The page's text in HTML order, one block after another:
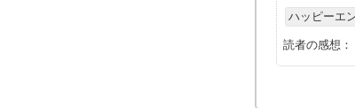
ハッピーエ
読者の感想：